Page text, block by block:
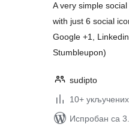
A very simple
with just 6 social
Google +1,
Stumbleupon)
sudipto
10+
Испробан са